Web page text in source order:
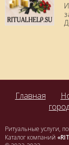
Главная
Ритуальные услуги,
Каталог компаний